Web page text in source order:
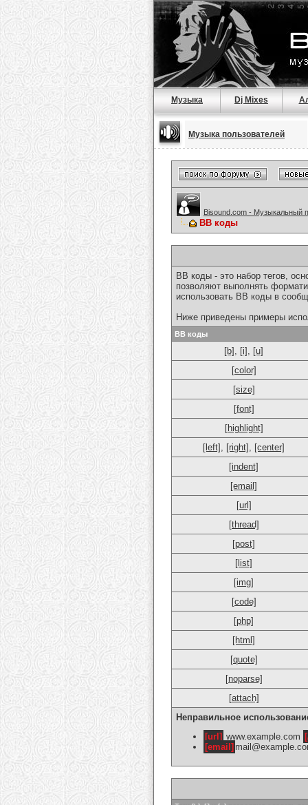
Музыка Dj Mixes
Музыка пользователей
Bisound.com - Музыкальный
BB коды
BB коды - это набор тегов,
позволяют выполнять
использовать BB коды в
Ниже приведены примеры
BB коды
[b] , [i] , [u]
[color]
[size]
[font]
[highlight]
[left] , [right] , [center]
[indent]
[email]
[url]
[thread]
[post]
[list]
[img]
[code]
[php]
[html]
[quote]
[noparse]
[attach]
Неправильное
[url] www.example.com
[email]